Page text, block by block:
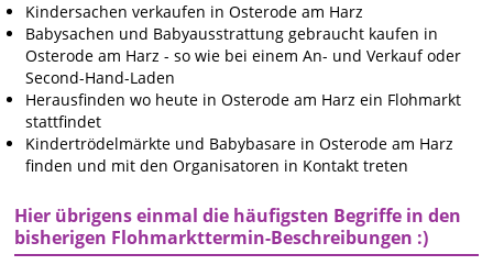
Kindersachen verkaufen in Osterode am Harz
Babysachen und Babyausstrattung gebraucht kaufen in
Osterode am Harz - so wie bei einem An- und Verkauf oder
Second-Hand-Laden
Herausfinden wo heute in Osterode am Harz ein Flohmarkt
stattfindet
Kindertrödelmärkte und Babybasare in Osterode am Harz
finden und mit den Organisatoren in Kontakt treten
Hier übrigens einmal die häufigsten Begriffe in den
bisherigen Flohmarkttermin-Beschreibungen :)